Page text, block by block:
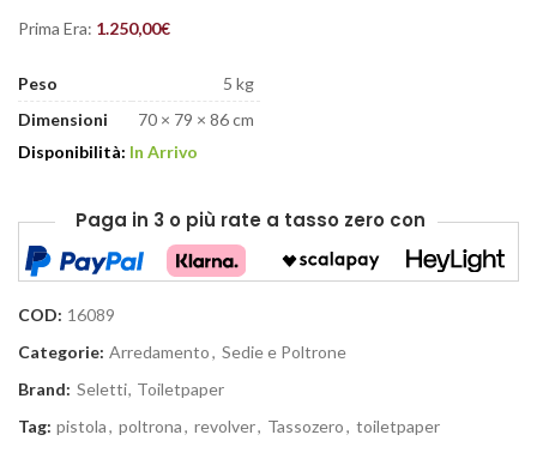
Prima Era: 1.250,00€
Peso
5 kg
Dimensioni
70 × 79 × 86 cm
Disponibilità: In Arrivo
Paga in 3 o più rate a tasso zero con
COD: 16089
Categorie: Arredamento, Sedie e Poltrone
Brand: Seletti, Toiletpaper
Tag: pistola, poltrona, revolver, Tassozero, toiletpaper